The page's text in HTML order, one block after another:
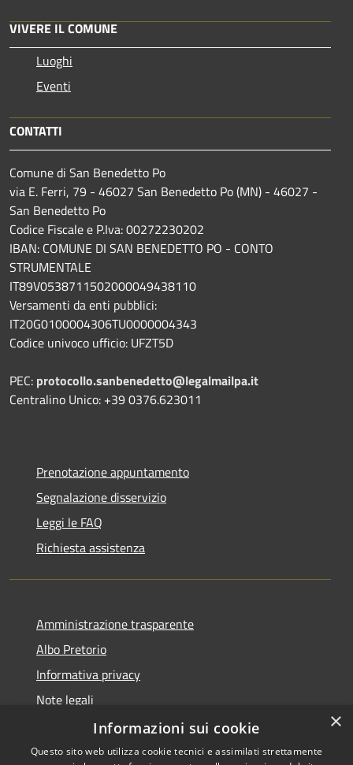
VIVERE IL COMUNE
Luoghi
Eventi
CONTATTI
Comune di San Benedetto Po
via E. Ferri, 79 - 46027 San Benedetto Po (MN) - 46027 -
San Benedetto Po
Codice Fiscale e P.Iva: 00272230202
IBAN: COMUNE DI SAN BENEDETTO PO - CONTO
STRUMENTALE
IT89V0538711502000049438110
Versamenti da enti pubblici:
IT20G0100004306TU0000004343
Codice univoco ufficio: UFZT5D
PEC: protocollo.sanbenedetto@legalmailpa.it
Centralino Unico: +39 0376.623011
Prenotazione appuntamento
Segnalazione disservizio
Leggi le FAQ
Richiesta assistenza
Amministrazione trasparente
Albo Pretorio
Informativa privacy
Note legali
Dichiarazione di accessibilità
×
Informazioni sui cookie
Questo sito web utilizza cookie tecnici e assimilati strettamente